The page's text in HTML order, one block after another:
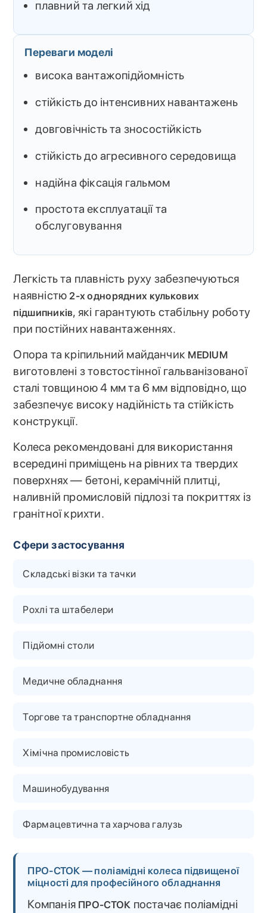
плавний та легкий хід
Переваги моделі
висока вантажопідйомність
стійкість до інтенсивних навантажень
довговічність та зносостійкість
стійкість до агресивного середовища
надійна фіксація гальмом
простота експлуатації та
обслуговування
Легкість та плавність руху забезпечуються
наявністю2-х однорядних кулькових
підшипників, які гарантують стабільну роботу
при постійних навантаженнях.
Опора та кріпильний майданчик MEDIUM
виготовлені з товстостінної гальванізованої
сталі товщиною 4 мм та 6 мм відповідно, що
забезпечує високу надійність та стійкість
конструкції.
Колеса рекомендовані для використання
всередині приміщень на рівних та твердих
поверхнях — бетоні, керамічній плитці,
наливній промисловій підлозі та покриттях із
гранітної крихти.
Сфери застосування
Складські візки та тачки
Рохлі та штабелери
Підйомні столи
Медичне обладнання
Торгове та транспортне обладнання
Хімічна промисловість
Машинобудування
Фармацевтична та харчова галузь
ПРО-СТОК — поліамідні колеса підвищеної
міцності для професійного обладнання
Компанія ПРО-СТОК постачає поліамідні